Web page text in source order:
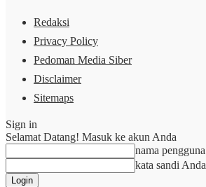
Redaksi
Privacy Policy
Pedoman Media Siber
Disclaimer
Sitemaps
Sign in
Selamat Datang! Masuk ke akun Anda
nama pengguna
kata sandi Anda